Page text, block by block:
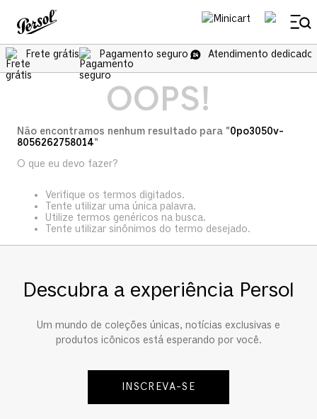
Frete grátis Pagamento seguro Atendimento dedicado
OOPS!
Não encontramos nenhum resultado para "0po3050v-
8056262758014"
O que eu devo fazer?
Verifique os termos digitados.
Tente utilizar uma única palavra.
Utilize termos genéricos na busca.
Tente utilizar sinônimos do termo desejado.
Descubra a experiência Persol
Um mundo de coleções únicas, notícias exclusivas e
produtos icônicos está esperando por você.
INSCREVA-SE